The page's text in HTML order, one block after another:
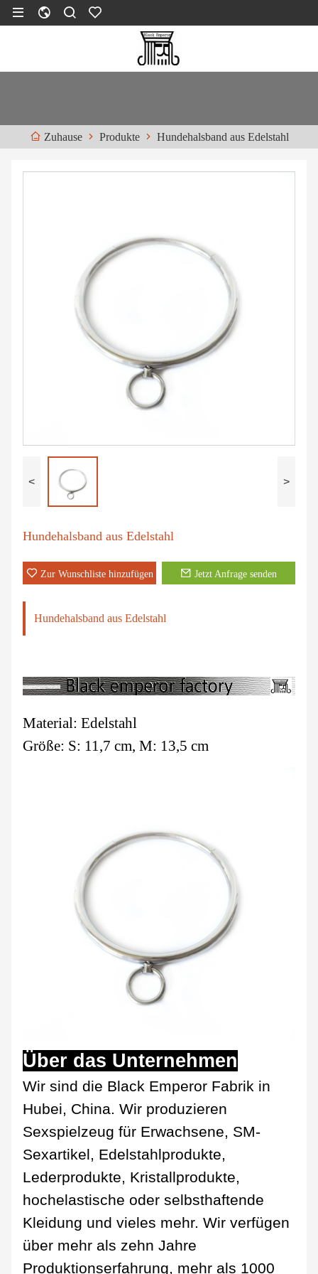
Zuhause Produkte Hundehalsband aus Edelstahl
< >
Hundehalsband aus Edelstahl
Zur Wunschliste hinzufügen Jetzt Anfrage senden
Hundehalsband aus Edelstahl
Material: Edelstahl
Größe: S: 11,7 cm, M: 13,5 cm
Über das Unternehmen
Wir sind die Black Emperor Fabrik in
Hubei, China. Wir produzieren
Sexspielzeug für Erwachsene, SM-
Sexartikel, Edelstahlprodukte,
Lederprodukte, Kristallprodukte,
hochelastische oder selbsthaftende
Kleidung und vieles mehr. Wir verfügen
über mehr als zehn Jahre
Produktionserfahrung, mehr als 1000